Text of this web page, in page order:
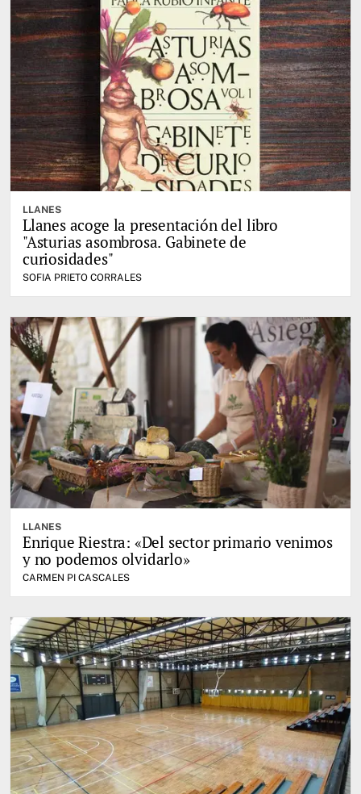
LLANES
Llanes acoge la presentación del libro
"Asturias asombrosa. Gabinete de
curiosidades"
SOFIA PRIETO CORRALES
LLANES
Enrique Riestra: «Del sector primario venimos
y no podemos olvidarlo»
CARMEN PI CASCALES